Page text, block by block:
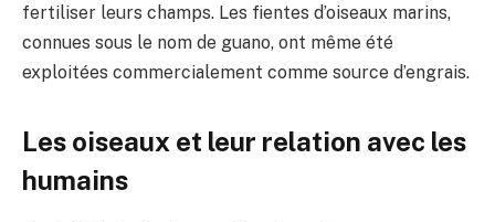
fertiliser leurs champs. Les fientes d’oiseaux marins,
connues sous le nom de guano, ont même été
exploitées commercialement comme source d’engrais.
Les oiseaux et leur relation avec les
humains